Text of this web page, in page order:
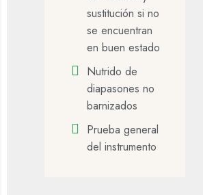
sustitución si no
se encuentran
en buen estado
Nutrido de
diapasones no
barnizados
Prueba general
del instrumento